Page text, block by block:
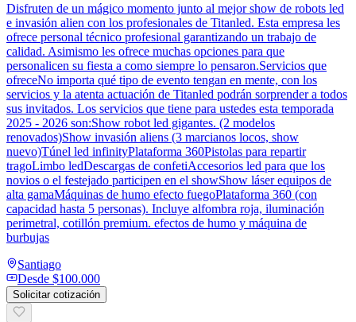
Disfruten de un mágico momento junto al mejor show de robots led
e invasión alien con los profesionales de Titanled. Esta empresa les
ofrece personal técnico profesional garantizando un trabajo de
calidad. Asimismo les ofrece muchas opciones para que
personalicen su fiesta a como siempre lo pensaron.Servicios que
ofreceNo importa qué tipo de evento tengan en mente, con los
servicios y la atenta actuación de Titanled podrán sorprender a todos
sus invitados. Los servicios que tiene para ustedes esta temporada
2025 - 2026 son:Show robot led gigantes. (2 modelos
renovados)Show invasión aliens (3 marcianos locos, show
nuevo)Túnel led infinityPlataforma 360Pistolas para repartir
tragoLimbo ledDescargas de confetiAccesorios led para que los
novios o el festejado participen en el showShow láser equipos de
alta gamaMáquinas de humo efecto fuegoPlataforma 360 (con
capacidad hasta 5 personas). Incluye alfombra roja, iluminación
perimetral, cotillón premium. efectos de humo y máquina de
burbujas
Santiago
Desde $100.000
Solicitar cotización